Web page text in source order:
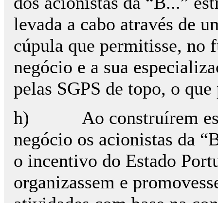
levada a cabo através de
cúpula que permitisse, no
negócio e a sua
pelas SGPS de topo, o
h) Ao construírem esta
negócio os acionistas da
o incentivo do Estado
organizassem e